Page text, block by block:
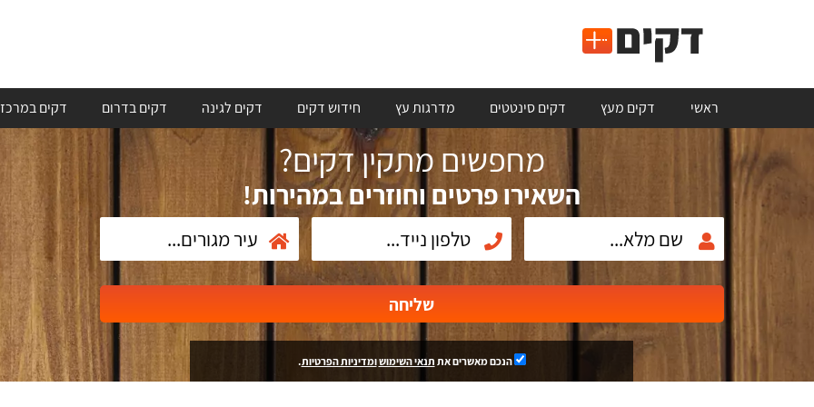
ראשי דקים מעץ דקים סינטטים מדרגות עץ חידוש דקים דקים לגינה דקים בדרום דקים במרכז
מחפשים מתקין דקים?
השאירו פרטים וחוזרים במהירות!
שליחה
הנכם מאשרים את תנאי השימושומדיניות הפרטיות.